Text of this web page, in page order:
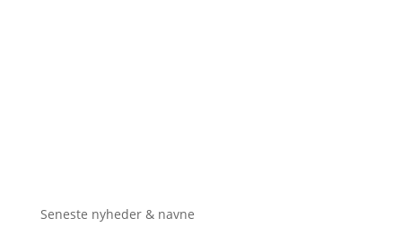
Seneste nyheder & navne